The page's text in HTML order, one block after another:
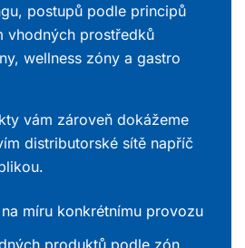
postupů podle principů
vhodných prostředků
wellness zóny a gastro
vám zároveň dokážeme
distributorské sítě napříč
míru konkrétnímu provozu
produktů podle zón,